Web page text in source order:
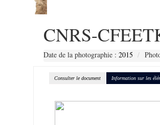
CNRS-
Date de la photographie : 2015
Consulter le document Information sur les